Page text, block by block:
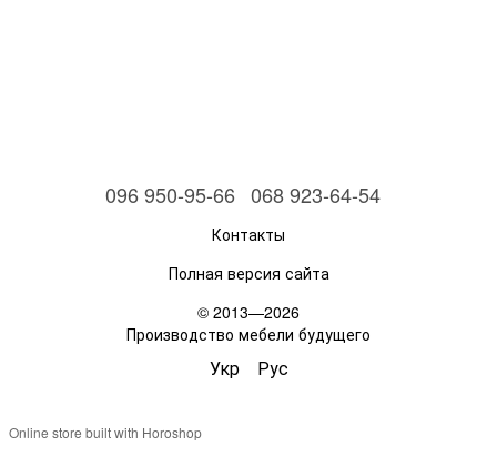
096 950-95-66 068 923-64-54
Контакты
Полная версия сайта
© 2013—2026
Производство мебели будущего
Укр Рус
Online store built with Horoshop